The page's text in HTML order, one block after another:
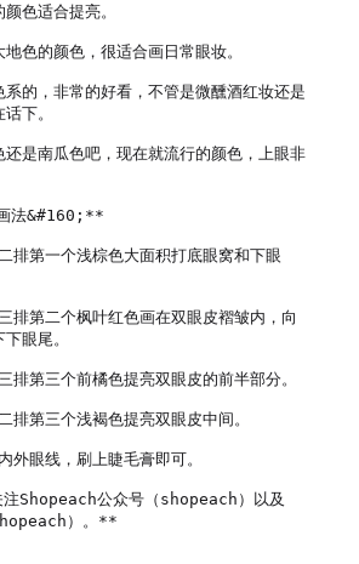
色适合提亮。
色的颜色，很适合画日常眼妆。
的，非常的好看，不管是微醺酒红妆还是
下。
还是南瓜色吧，现在就流行的颜色，上眼非
法&#160;**
第一个浅棕色大面积打底眼窝和下眼
第二个枫叶红色画在双眼皮褶皱内，向
眼尾。
第三个前橘色提亮双眼皮的前半部分。
第三个浅褐色提亮双眼皮中间。
眼线，刷上睫毛膏即可。
Shopeach公众号（shopeach）以及